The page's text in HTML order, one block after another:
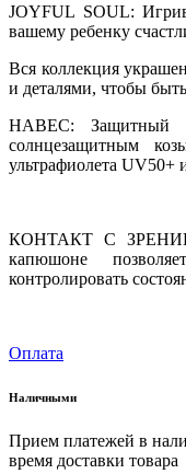
JOYFUL SOUL:
вашему ребенку
Вся коллекция
и деталями, чтобы
НАВЕС: Защитный
солнцезащитным
ультрафиолета UV50+
КОНТАКТ С
капюшоне
контролировать
Оплата
Наличными
Прием платежей в
время доставки товара